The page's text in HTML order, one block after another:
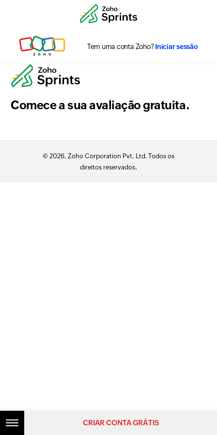
Tem uma conta Zoho?Iniciar sessão
Comece a sua avaliação gratuita.
© 2026, Zoho Corporation Pvt. Ltd. Todos os
direitos reservados.
CRIAR CONTA GRÁTIS